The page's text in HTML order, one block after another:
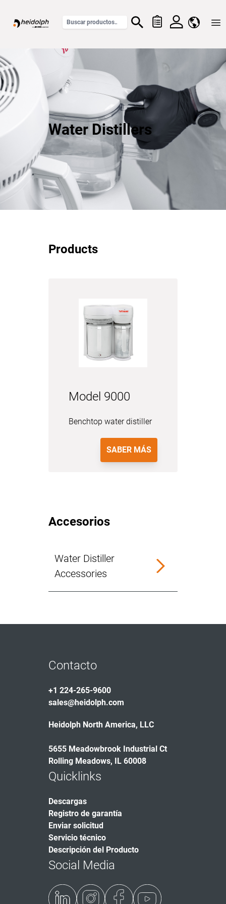
Water Distillers
Products
Model 9000
Benchtop water distiller
SABER MÁS
Accesorios
Water Distiller
Accessories
Contacto
+1 224-265-9600
sales@heidolph.com
Heidolph North America, LLC
5655 Meadowbrook Industrial Ct
Rolling Meadows, IL 60008
Quicklinks
Descargas
Registro de garantía
Enviar solicitud
Servicio técnico
Descripción del Producto
Social Media